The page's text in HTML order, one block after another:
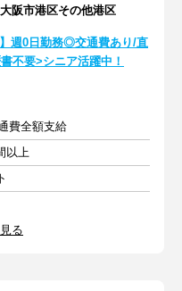
阪市港区その他港区
】週0日勤務◎交通費あり/直
不要>シニア活躍中！
費全額支給
以上
る